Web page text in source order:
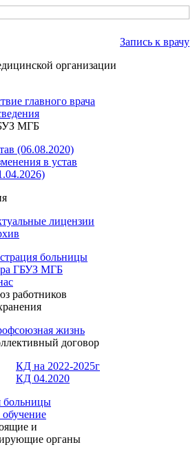
Запись к врачу
организации
главного врача
МГБ
(06.08.2020)
в устав
лицензии
больницы
ГБУЗ МГБ
работников
жизнь
договор
КД на 2022-2025г
КД 04.2020
больницы
и
органы